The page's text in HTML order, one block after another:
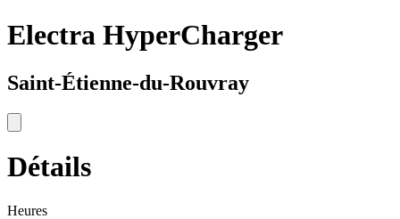
Electra HyperCharger
Saint-Étienne-du-Rouvray
Détails
Heures